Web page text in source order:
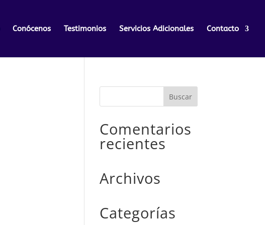
Conócenos Testimonios Servicios Adicionales Contacto
Comentarios
recientes
Archivos
Categorías